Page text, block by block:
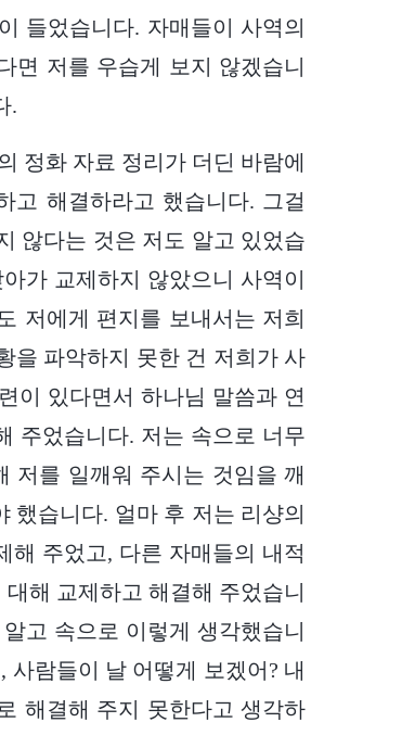
들었습니다. 자매들이 사역의
면 저를 우습게 보지 않겠습니
.
정화 자료 정리가 더딘 바람에
고 해결하라고 했습니다. 그걸
않다는 것은 저도 알고 있었습
가 교제하지 않았으니 사역이
저에게 편지를 보내서는 저희
을 파악하지 못한 건 저희가 사
이 있다면서 하나님 말씀과 연
주었습니다. 저는 속으로 너무
저를 일깨워 주시는 것임을 깨
했습니다. 얼마 후 저는 리샹의
해 주었고, 다른 자매들의 내적
해 교제하고 해결해 주었습니
고 속으로 이렇게 생각했습니
람들이 날 어떻게 보겠어? 내
해결해 주지 못한다고 생각하